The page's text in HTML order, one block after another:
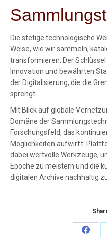
Die stetige technologische
Weise, wie wir sammeln,
transformieren. Der
Innovation und bewährten
der Digitalisierung, die die
sprengt.
Mit Blick auf globale
Domäne der
Forschungsfeld, das
Möglichkeiten aufwirft.
dabei wertvolle Werkzeuge,
Epoche zu meistern und die
digitalen Archive nachhaltig
Share